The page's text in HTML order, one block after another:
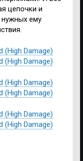
цепочки и
нужных ему